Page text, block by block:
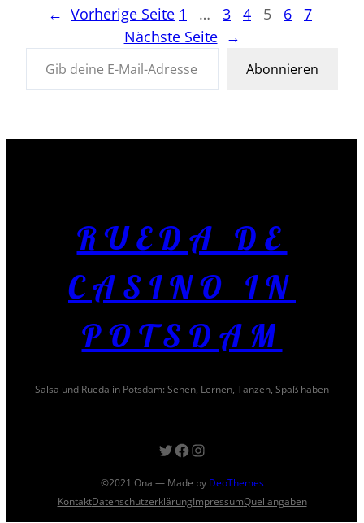
← Vorherige Seite 1 … 3 4 5 6
7
Nächste Seite →
Abonnieren
RUEDA DE
CASINO IN
POTSDAM
Salsa und Rueda in Potsdam: Sehen, Lernen, Tanzen, Spaß haben
©2021 Ona — Made by DeoThemes
KontaktDatenschutzerklärungImpressumQuellangaben